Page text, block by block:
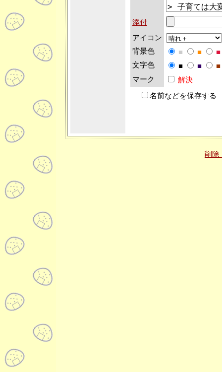
添付
アイコン
背景色
■ ■
■
文字色
■ ■
■
マーク
解決
名前などを保存する
削除